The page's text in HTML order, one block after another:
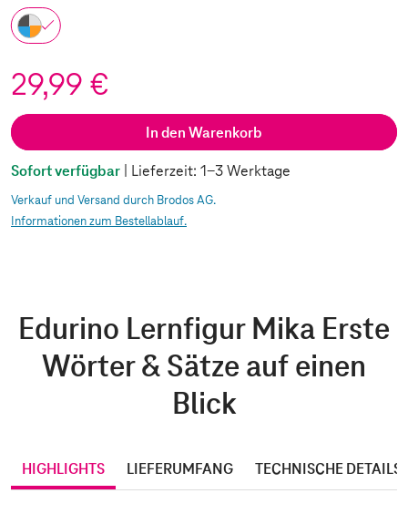
29,99 €
In den Warenkorb
Sofort verfügbar | Lieferzeit: 1-3 Werktage
Verkauf und Versand durch Brodos AG.
Informationen zum Bestellablauf.
Edurino Lernfigur Mika Erste
Wörter & Sätze auf einen
Blick
HIGHLIGHTS LIEFERUMFANG TECHNISCHE DETAILS